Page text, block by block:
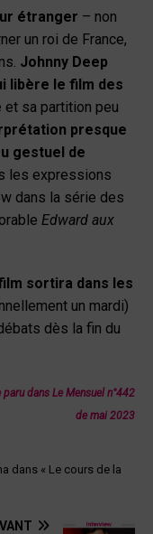
étranger – non
un roi de France,
Johnny Deep
libère le film des
et sa partition peu
presque
gestuel de
les expressions
dans la série des
Edward aux
sortira dans les
un mardi)
dès la fin du
paru dans Le Mensuel n°442
de mai 2023
dans « Le cours de la